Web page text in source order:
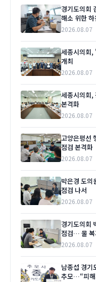
경기도의회
해소 위한
2026.08.07
세종시의회,
개최
2026.08.07
세종시의회,
본격화
2026.08.07
고양은평선
점검 본격화
2026.08.07
박은경 도의
점검 나서
2026.08.07
경기도의회
점검… 물 복
2026.08.07
남종섭 경기
추모…“피해